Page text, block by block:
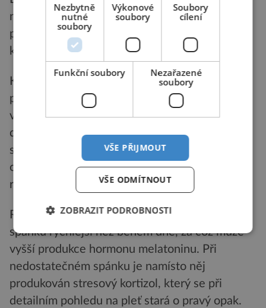
nebyly ušetřeny ani zástupkyně ženského
pohlaví, u kterých se ale věda zaměřila na
krásu.
Kvalitní spánek totiž v jejich případě stojí za
pružnou a pevnou pletí s méně viditelnými
vráskami a sklonem k nedokonalostem. Pokud
dámy spí méně než 6,5 hodiny denně, mohou
se připravit na souboj s tmavými kruhy pod
očima, zašedlým odstínem pleti a nevzhledně
rozšířenými póry.
Regenerace kožních buněk je totiž v době
spánku rychlejší než během dne, za což může
vyšší produkce hormonu melatoninu. Při
nedostatečném spánku je namísto něj
produkován stresový kortizol, který se při
detailním pohledu na pleť stará o pravý opak.
Nezbytně
nutné
soubory
Výkonové
soubory
Soubory
cílení
Funkční soubory
Nezařazené
soubory
VŠE PŘIJMOUT
VŠE ODMÍTNOUT
ZOBRAZIT PODROBNOSTI